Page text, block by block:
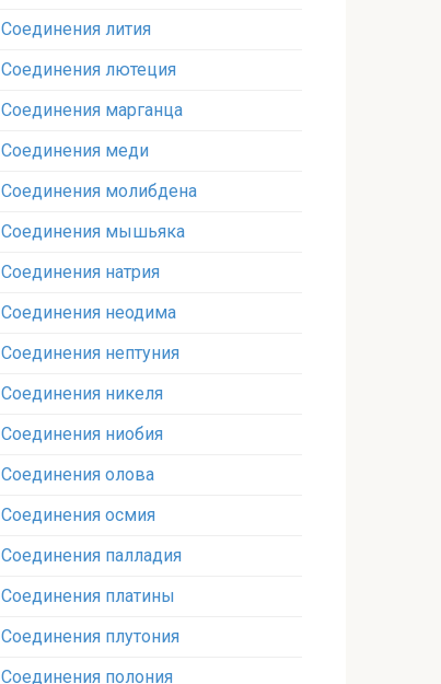
Соединения лития‎
Соединения лютеция‎
Соединения марганца‎
Соединения меди
Соединения молибдена‎
Соединения мышьяка‎ ‎
Соединения натрия‎
Соединения неодима‎
Соединения нептуния‎
Соединения никеля‎
Соединения ниобия‎
Соединения олова‎
Соединения осмия‎
Соединения палладия‎
Соединения платины‎
Соединения плутония‎
Соединения полония‎